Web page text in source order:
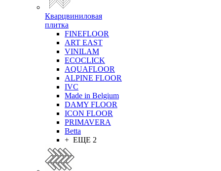
Кварцвиниловая
плитка
FINEFLOOR
ART EAST
VINILAM
ECOCLICK
AQUAFLOOR
ALPINE FLOOR
IVC
Made in Belgium
DAMY FLOOR
ICON FLOOR
PRIMAVERA
Betta
+ ЕЩЕ 2